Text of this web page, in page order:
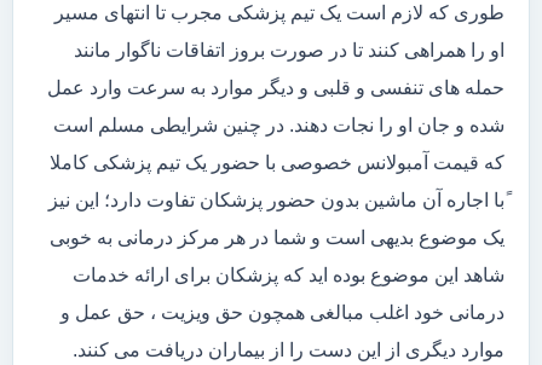
طوری که لازم است یک تیم پزشکی مجرب تا انتهای مسیر
او را همراهی کنند تا در صورت بروز اتفاقات ناگوار مانند
حمله های تنفسی و قلبی و دیگر موارد به سرعت وارد عمل
شده و جان او را نجات دهند. در چنین شرایطی مسلم است
که قیمت آمبولانس خصوصی با حضور یک تیم پزشکی کاملا
ًبا اجاره آن ماشین بدون حضور پزشکان تفاوت دارد؛ این نیز
یک موضوع بدیهی است و شما در هر مرکز درمانی به خوبی
شاهد این موضوع بوده اید که پزشکان برای ارائه خدمات
درمانی خود اغلب مبالغی همچون حق ویزیت ، حق عمل و
موارد دیگری از این دست را از بیماران دریافت می کنند.